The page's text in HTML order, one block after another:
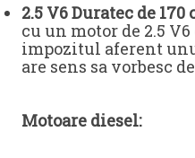
2.5 V6 Duratec de 170
cu un motor de 2.5
impozitul aferent
are sens sa vorbesc
Motoare diesel: